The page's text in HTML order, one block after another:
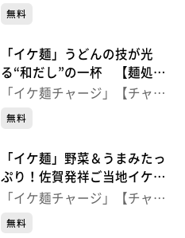
ジ！】
無料
「イケ麺」うどんの技が光
る“和だし”の一杯 【麺処Ｅ
ｎ】（仙台・若林区）
「イケ麺チャージ」【チャー
ジ！】
無料
「イケ麺」野菜＆うまみたっ
ぷり！佐賀発祥ご当地イケ
麺 【小城ちゃんぽん】（仙
「イケ麺チャージ」【チャー
ジ！】
無料